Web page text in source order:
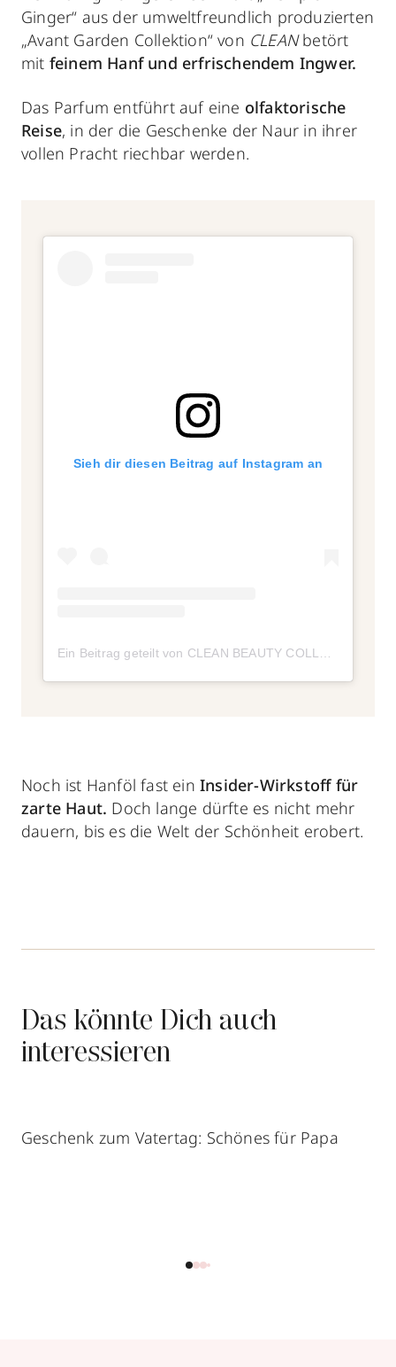
Ginger“ aus der umweltfreundlich produzierten
„Avant Garden Collektion“ von CLEANbetört
mit feinem Hanf und erfrischendem Ingwer.
Das Parfum entführt auf eine olfaktorische
Reise, in der die Geschenke der Naur in ihrer
vollen Pracht riechbar werden.
Sieh dir diesen Beitrag auf Instagram an
Noch ist Hanföl fast ein Insider-Wirkstoff für
zarte Haut. Doch lange dürfte es nicht mehr
dauern, bis es die Welt der Schönheit erobert.
Das könnte Dich auch
interessieren
Geschenk zum Vatertag: Schönes für Papa